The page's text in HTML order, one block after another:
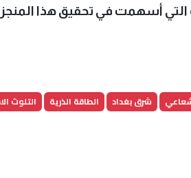
التي أسهمت في تحقيق هذا
شرق بغداد الطاقة الذرية التلوث